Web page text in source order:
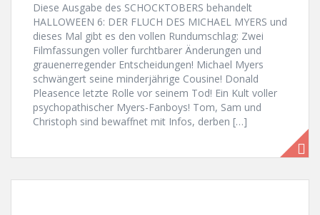
Diese Ausgabe des SCHOCKTOBERS behandelt
HALLOWEEN 6: DER FLUCH DES MICHAEL MYERS und
dieses Mal gibt es den vollen Rundumschlag: Zwei
Filmfassungen voller furchtbarer Änderungen und
grauenerregender Entscheidungen! Michael Myers
schwängert seine minderjährige Cousine! Donald
Pleasence letzte Rolle vor seinem Tod! Ein Kult voller
psychopathischer Myers-Fanboys! Tom, Sam und
Christoph sind bewaffnet mit Infos, derben […]